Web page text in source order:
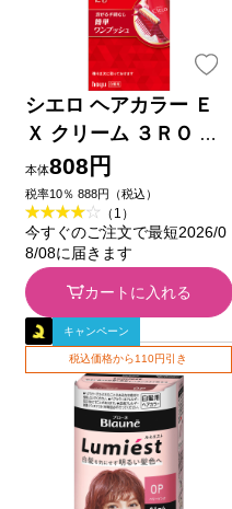
シエロ ヘアカラー Ｅ
Ｘ クリーム ３ＲＯ ロ
ーズブラウン ホーユー
(医薬部外品)
本体808円
税率10％ 888円（税込）
（1）
今すぐのご注文で最短2026/0
8/08に届きます
カートに入れる
キャンペーン
税込価格から110円引き